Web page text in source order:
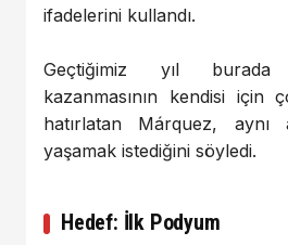
ifadelerini kullandı.
Geçtiğimiz yıl burada
kazanmasının kendisi için
hatırlatan Márquez, aynı
yaşamak istediğini söyledi.
Hedef: İlk Podyum